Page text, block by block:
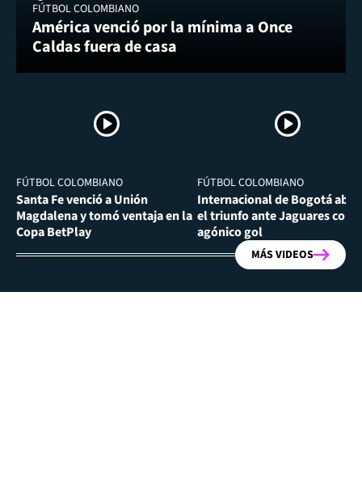
FÚTBOL COLOMBIANO
América venció por la mínima a Once
Caldas fuera de casa
FÚTBOL COLOMBIANO
Santa Fe venció a Unión
Magdalena y tomó ventaja en la
Copa BetPlay
FÚTBOL COLOMBIANO
Internacional de Bogotá
el triunfo ante Jaguares con
agónico gol
MÁS VIDEOS